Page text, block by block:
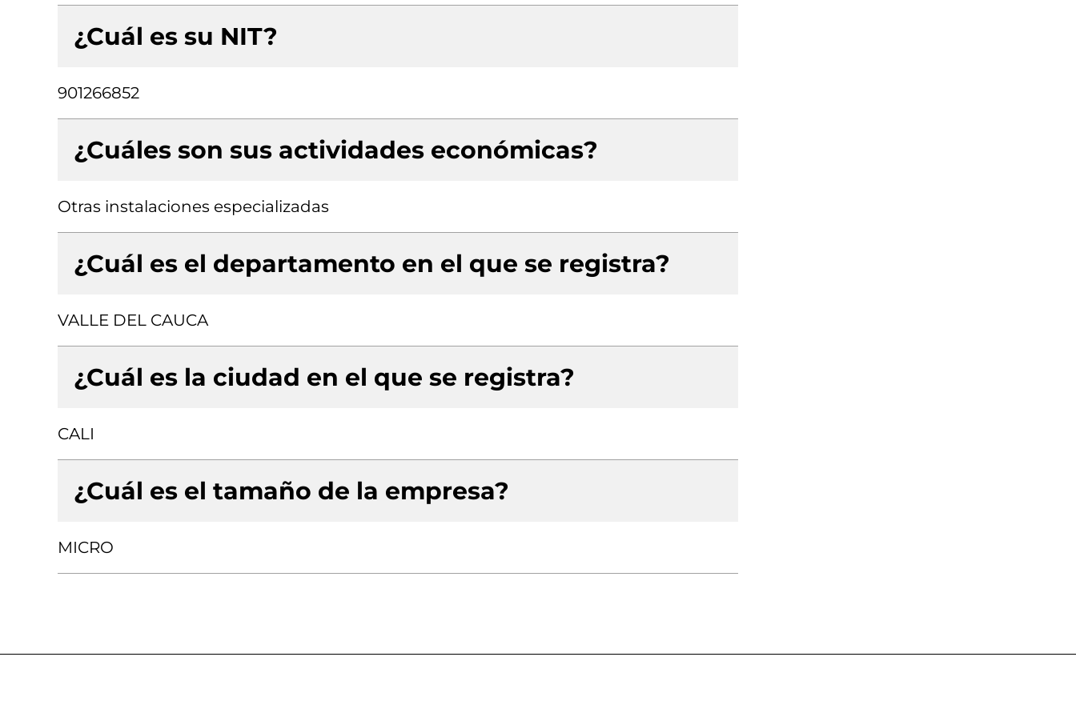
¿Cuál es su NIT?
901266852
¿Cuáles son sus actividades económicas?
Otras instalaciones especializadas
¿Cuál es el departamento en el que se registra?
VALLE DEL CAUCA
¿Cuál es la ciudad en el que se registra?
CALI
¿Cuál es el tamaño de la empresa?
MICRO